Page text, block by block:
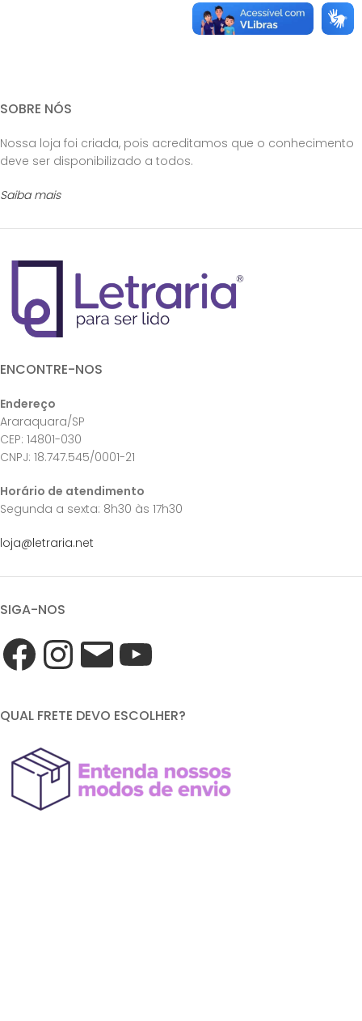
SOBRE NÓS
Nossa loja foi criada, pois acreditamos que o conhecimento
deve ser disponibilizado a todos.
Saiba mais
ENCONTRE-NOS
Endereço
Araraquara/SP
CEP: 14801-030
CNPJ: 18.747.545/0001-21
Horário de atendimento
Segunda a sexta: 8h30 às 17h30
loja@letraria.net
SIGA-NOS
QUAL FRETE DEVO ESCOLHER?